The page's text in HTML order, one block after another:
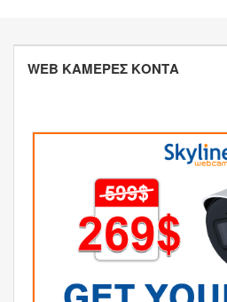
WEB ΚΑΜΕΡΕΣ ΚΟΝΤΑ